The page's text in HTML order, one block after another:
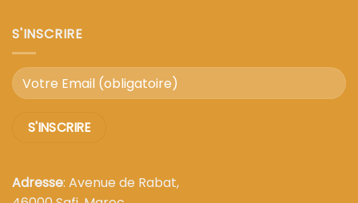
S'INSCRIRE
Adresse: Avenue de Rabat,